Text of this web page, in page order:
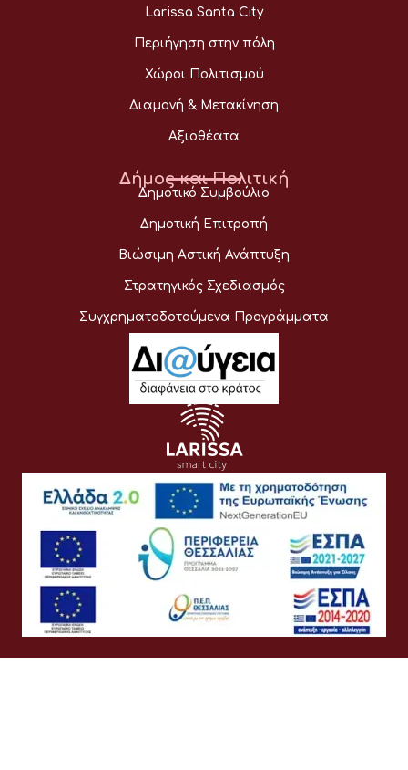
Larissa Santa City
Περιήγηση στην πόλη
Χώροι Πολιτισμού
Διαμονή & Μετακίνηση
Αξιοθέατα
Δήμος και Πολιτική
Δημοτικό Συμβούλιο
Δημοτική Επιτροπή
Βιώσιμη Αστική Ανάπτυξη
Στρατηγικός Σχεδιασμός
Συγχρηματοδοτούμενα Προγράμματα